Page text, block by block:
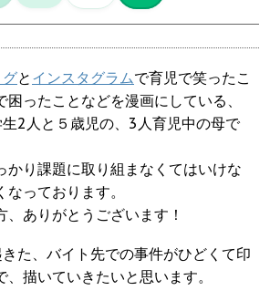
と インスタグラムで育児で笑ったこ
困ったことなどを漫画にしている、
2人と５歳児の、3人育児中の母で
かり課題に取り組まなくてはいけな
っております。
、ありがとうございます！
た、バイト先での事件がひどくて印
描いていきたいと思います。